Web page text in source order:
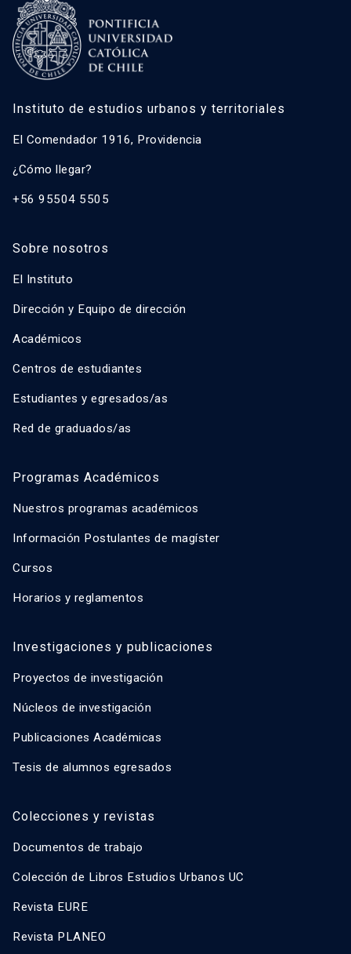
Instituto de estudios urbanos y territoriales
El Comendador 1916, Providencia
¿Cómo llegar?
+56 95504 5505
Sobre nosotros
El Instituto
Dirección y Equipo de dirección
Académicos
Centros de estudiantes
Estudiantes y egresados/as
Red de graduados/as
Programas Académicos
Nuestros programas académicos
Información Postulantes de magíster
Cursos
Horarios y reglamentos
Investigaciones y publicaciones
Proyectos de investigación
Núcleos de investigación
Publicaciones Académicas
Tesis de alumnos egresados
Colecciones y revistas
Documentos de trabajo
Colección de Libros Estudios Urbanos UC
Revista EURE
Revista PLANEO